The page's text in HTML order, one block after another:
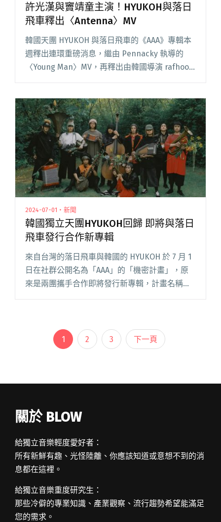
許光漢與竇靖童主演！HYUKOH與落日
飛車釋出〈Antenna〉MV
韓國天團 HYUKOH 與落日飛車的《AAA》專輯本
週釋出連環重磅消息，繼由 Pennacky 執導的
〈Young Man〉MV，再釋出由韓國導演 rafhoo
執導、風格完全不一樣的〈Antenna〉，並驚喜
漢與竇靖童主演！HYUKOH與落日飛車釋出
〈Antenna〉MV"
2024-07-01・新聞
韓國獨立天團HYUKOH回歸 即將與落日
飛車發行合作新專輯
來自台灣的落日飛車與韓國的 HYUKOH 於 7 月 1
日在社群公開名為「AAA」的「機密計畫」，原
來是兩團攜手合作即將發行新專輯，計畫名稱也
順勢延伸成專輯名字。首支合作單曲〈Young
合作新專輯"
1 2 3 下一頁
關於 BLOW
給獨立音樂輕度愛好者：
所有新鮮有趣、光怪陸離、你應該知道或意想不到的消
息都在這裡。
給獨立音樂重度研究生：
那些冷僻的專業知識、產業觀察、流行趨勢希望能滿足
您的需求。